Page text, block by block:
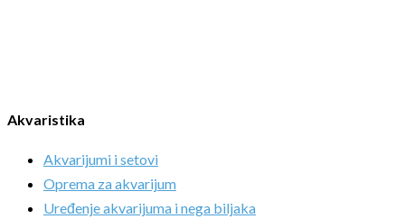
Akvaristika
Akvarijumi i setovi
Oprema za akvarijum
Uređenje akvarijuma i nega biljaka